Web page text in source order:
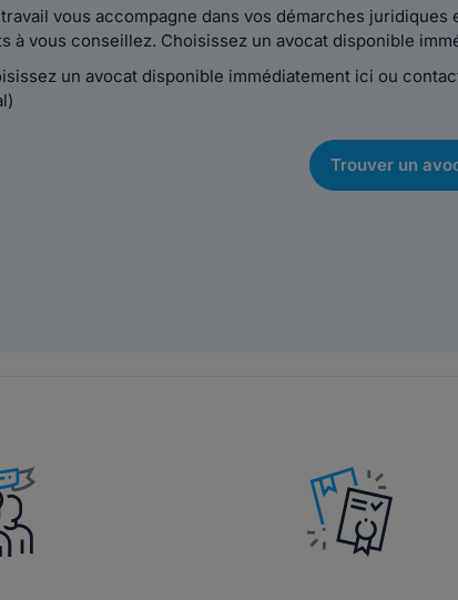
vous accompagne dans vos démarches juridiques
à vous conseillez. Choisissez un avocat disponible
un avocat disponible immédiatement ici ou
Trouver un